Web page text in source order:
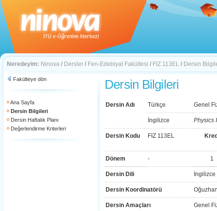
Neredeyim: Ninova / Dersler / Fen-Edebiyat Fakültesi / FIZ 113EL / Dersin
Fakülteye dön
Ana Sayfa
Dersin Bilgileri
Dersin Haftalık Planı
Değerlendirme Kriterleri
Dersin Bilgileri
Dersin Adı Türkçe Genel
İngilizce Physics
Dersin Kodu FIZ 113EL
Dönem - 1
Dersin Dili İngilizce
Dersin Koordinatörü
Dersin Amaçları Genel